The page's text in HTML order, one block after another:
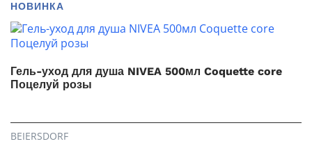
НОВИНКА
Гель-уход для душа NIVEA 500мл Coquette core
Поцелуй розы
BEIERSDORF